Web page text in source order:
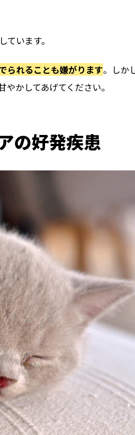
ています。
られることも嫌がります。しか
かしてあげてください。
の好発疾患